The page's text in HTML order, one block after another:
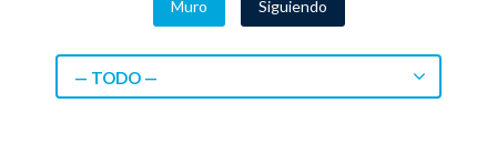
Muro Siguiendo
— TODO —